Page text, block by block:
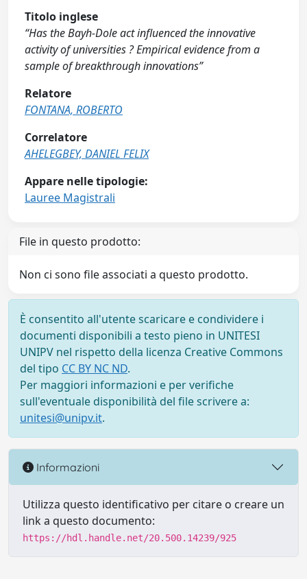
Titolo inglese
“Has the Bayh-Dole act influenced the innovative
activity of universities ? Empirical evidence from a
sample of breakthrough innovations”
Relatore
FONTANA, ROBERTO
Correlatore
AHELEGBEY, DANIEL FELIX
Appare nelle tipologie:
Lauree Magistrali
File in questo prodotto:
Non ci sono file associati a questo prodotto.
È consentito all'utente scaricare e condividere i
documenti disponibili a testo pieno in UNITESI
UNIPV nel rispetto della licenza Creative Commons
del tipo CC BY NC ND.
Per maggiori informazioni e per verifiche
sull'eventuale disponibilità del file scrivere a:
unitesi@unipv.it.
Informazioni
Utilizza questo identificativo per citare o creare un
link a questo documento:
https://hdl.handle.net/20.500.14239/925